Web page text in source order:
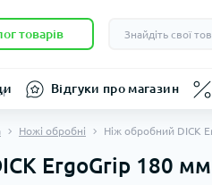
товарів
Відгуки про магазин
Ножі обробні Ніж обробний DICK
ErgoGrip 180